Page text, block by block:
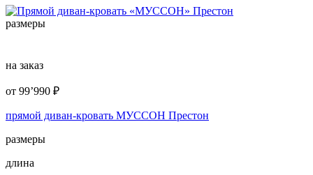
размеры
на заказ
от 99’990 ₽
прямой диван-кровать МУССОН Престон
размеры
длина